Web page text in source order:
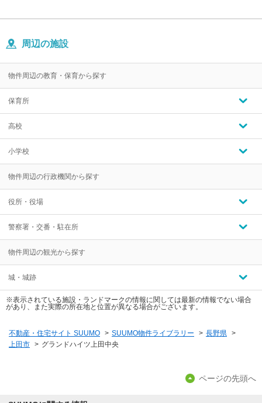
周辺の施設
物件周辺の教育・保育から探す
保育所
高校
小学校
物件周辺の行政機関から探す
役所・役場
警察署・交番・駐在所
物件周辺の観光から探す
城・城跡
※表示されている施設・ランドマークの情報に関しては最新の情報でない場合
があり、また実際の所在地と位置が異なる場合がございます。
不動産・住宅サイト SUUMO > SUUMO物件ライブラリー > 長野県 >
上田市 > グランドハイツ上田中央
ページの先頭へ